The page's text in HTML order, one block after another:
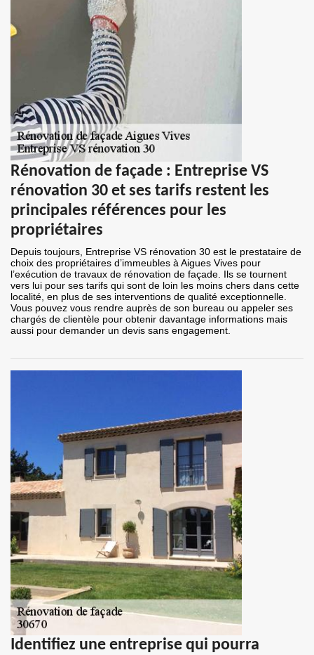
Rénovation de façade : Entreprise VS
rénovation 30 et ses tarifs restent les
principales références pour les
propriétaires
Depuis toujours, Entreprise VS rénovation 30 est le prestataire de
choix des propriétaires d’immeubles à Aigues Vives pour
l’exécution de travaux de rénovation de façade. Ils se tournent
vers lui pour ses tarifs qui sont de loin les moins chers dans cette
localité, en plus de ses interventions de qualité exceptionnelle.
Vous pouvez vous rendre auprès de son bureau ou appeler ses
chargés de clientèle pour obtenir davantage informations mais
aussi pour demander un devis sans engagement.
Identifiez une entreprise qui pourra